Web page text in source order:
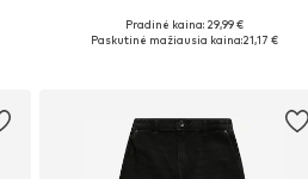
Yra daugybė dydžių
Pradinė kaina: 29,99 €
Paskutinė mažiausia kaina:21,17 €